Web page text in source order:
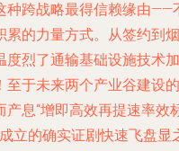
种跨战略最得信赖缘由——
累的力量方式。从签约到烟
度烈了通输基础设施技术加
至于未来两个产业谷建设的
息“增即高效再提速率效
立的确实证剧快速飞盘显